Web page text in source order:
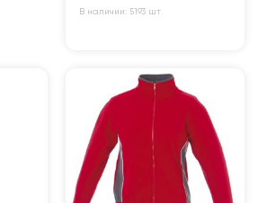
В наличии: 5193 шт